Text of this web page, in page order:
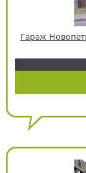
Гараж